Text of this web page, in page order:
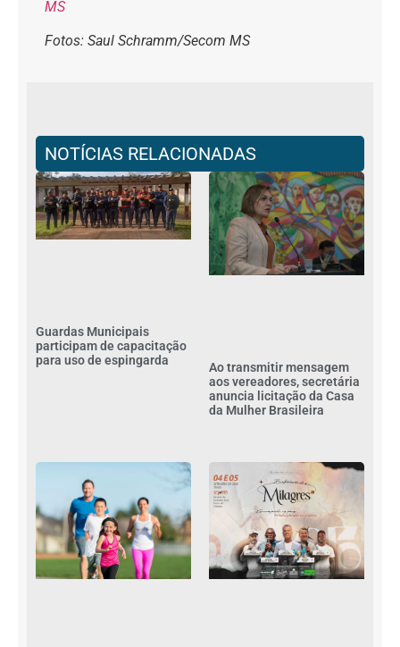
MS
Fotos: Saul Schramm/Secom MS
NOTÍCIAS RELACIONADAS
Guardas Municipais
participam de capacitação
para uso de espingarda
Ao transmitir mensagem
aos vereadores, secretária
anuncia licitação da Casa
da Mulher Brasileira